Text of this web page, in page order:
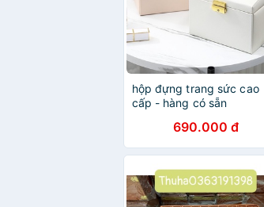
hộp đựng trang sức cao
cấp - hàng có sẵn
690.000 đ